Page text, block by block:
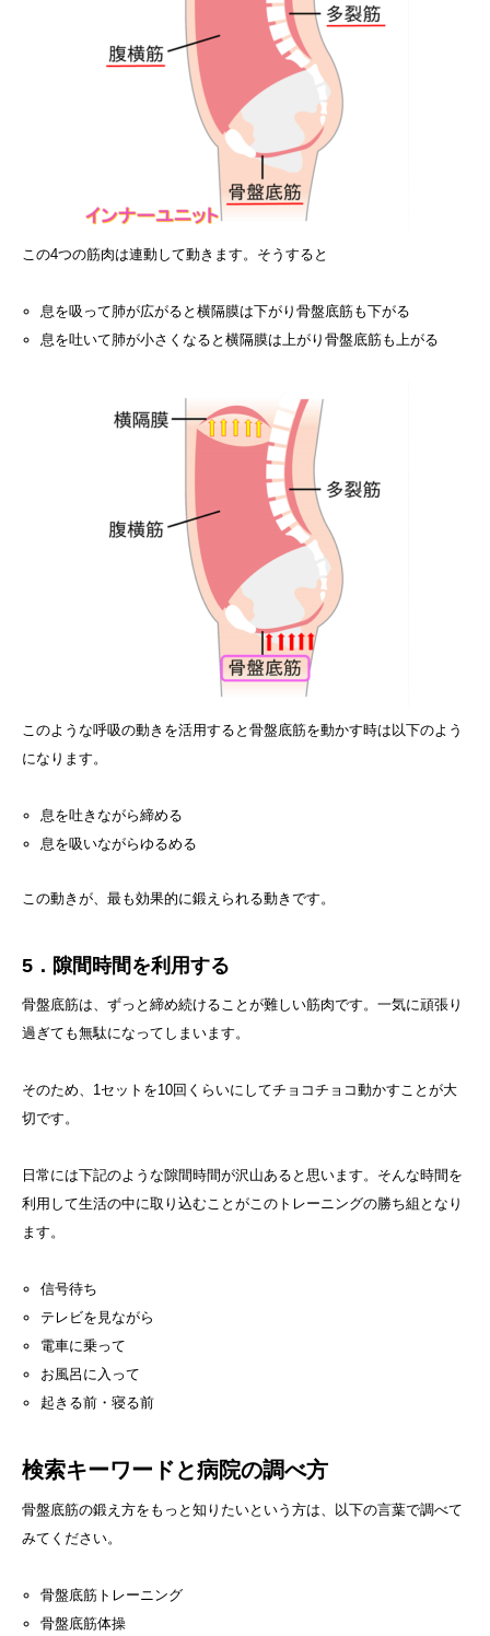
この4つの筋肉は連動して動きます。そうすると
息を吸って肺が広がると横隔膜は下がり骨盤底筋も下がる
息を吐いて肺が小さくなると横隔膜は上がり骨盤底筋も上がる
このような呼吸の動きを活用すると骨盤底筋を動かす時は以下のよう
になります。
息を吐きながら締める
息を吸いながらゆるめる
この動きが、最も効果的に鍛えられる動きです。
5．隙間時間を利用する
骨盤底筋は、ずっと締め続けることが難しい筋肉です。一気に頑張り
過ぎても無駄になってしまいます。
そのため、1セットを10回くらいにしてチョコチョコ動かすことが大
切です。
日常には下記のような隙間時間が沢山あると思います。そんな時間を
利用して生活の中に取り込むことがこのトレーニングの勝ち組となり
ます。
信号待ち
テレビを見ながら
電車に乗って
お風呂に入って
起きる前・寝る前
検索キーワードと病院の調べ方
骨盤底筋の鍛え方をもっと知りたいという方は、以下の言葉で調べて
みてください。
骨盤底筋トレーニング
骨盤底筋体操